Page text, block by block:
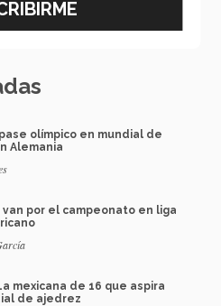
Deportes
olímpico en mundial de
Alemania
van por el campeonato en liga
mexicana de 16 que aspira
de ajedrez